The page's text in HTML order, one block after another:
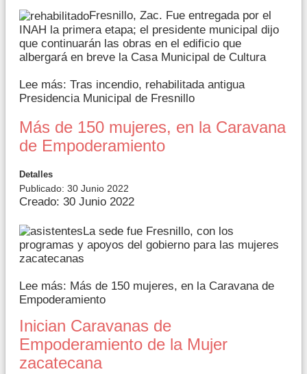
Fresnillo, Zac. Fue entregada por el
INAH la primera etapa; el presidente municipal dijo
que continuarán las obras en el edificio que
albergará en breve la Casa Municipal de Cultura
Lee más: Tras incendio, rehabilitada antigua
Presidencia Municipal de Fresnillo
Más de 150 mujeres, en la Caravana
de Empoderamiento
Detalles
Publicado: 30 Junio 2022
Creado: 30 Junio 2022
La sede fue Fresnillo, con los
programas y apoyos del gobierno para las mujeres
zacatecanas
Lee más: Más de 150 mujeres, en la Caravana de
Empoderamiento
Inician Caravanas de
Empoderamiento de la Mujer
zacatecana